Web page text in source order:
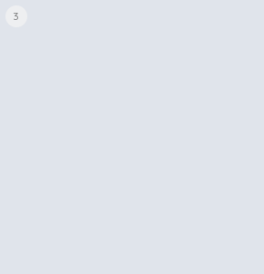
3